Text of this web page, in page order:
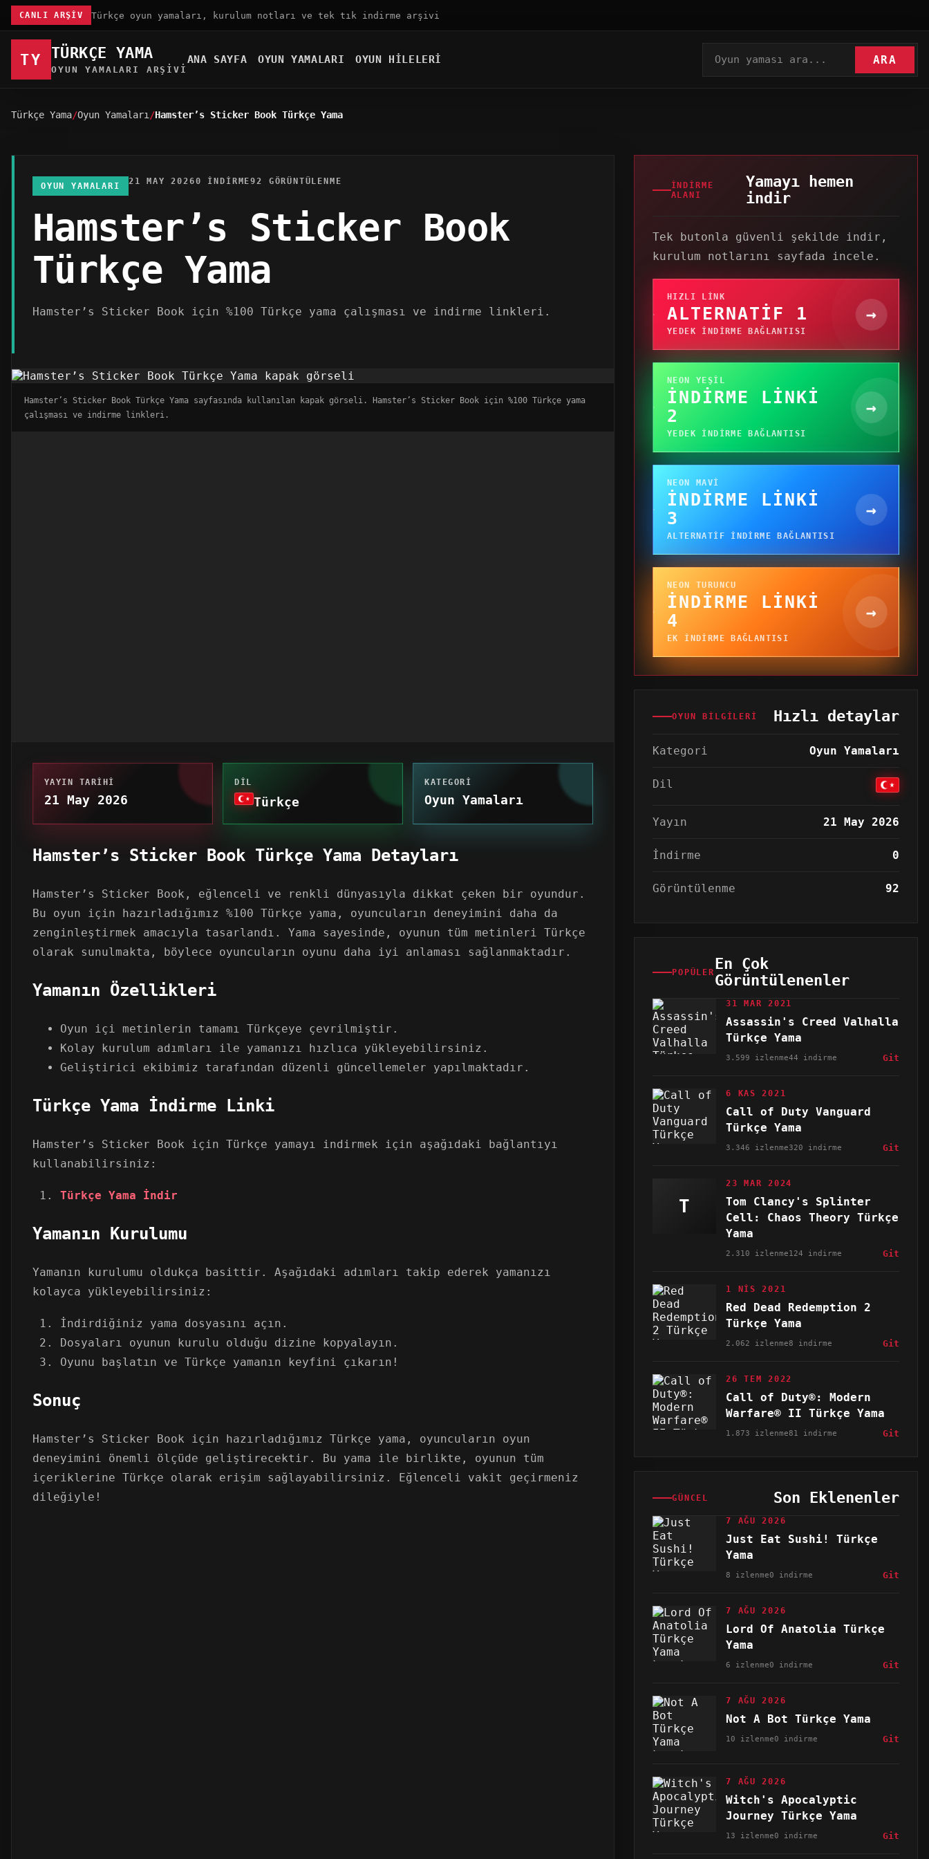
CANLI ARŞIV Türkçe oyun yamaları, kurulum notları ve tek tık indirme arşivi
TY TÜRKÇE YAMA
OYUN YAMALARI ARŞIVI
ANA SAYFA OYUN YAMALARI OYUN HILELERI ARA
Türkçe Yama Oyun Yamaları Hamster’s Sticker Book Türkçe Yama
OYUN YAMALARI 21 MAY 20260 INDIRME92 GÖRÜNTÜLENME
Hamster’s Sticker Book
Türkçe Yama
Hamster’s Sticker Book için %100 Türkçe yama çalışması ve indirme linkleri.
Hamster’s Sticker Book Türkçe Yama sayfasında kullanılan kapak görseli. Hamster’s Sticker Book için %100 Türkçe yama
çalışması ve indirme linkleri.
YAYIN TARIHI
21 May 2026
DIL
Türkçe
KATEGORI
Oyun Yamaları
Hamster’s Sticker Book Türkçe Yama Detayları
Hamster’s Sticker Book, eğlenceli ve renkli dünyasıyla dikkat çeken bir oyundur.
Bu oyun için hazırladığımız %100 Türkçe yama, oyuncuların deneyimini daha da
zenginleştirmek amacıyla tasarlandı. Yama sayesinde, oyunun tüm metinleri Türkçe
olarak sunulmakta, böylece oyuncuların oyunu daha iyi anlaması sağlanmaktadır.
Yamanın Özellikleri
Oyun içi metinlerin tamamı Türkçeye çevrilmiştir.
Kolay kurulum adımları ile yamanızı hızlıca yükleyebilirsiniz.
Geliştirici ekibimiz tarafından düzenli güncellemeler yapılmaktadır.
Türkçe Yama İndirme Linki
Hamster’s Sticker Book için Türkçe yamayı indirmek için aşağıdaki bağlantıyı
kullanabilirsiniz:
Türkçe Yama İndir
Yamanın Kurulumu
Yamanın kurulumu oldukça basittir. Aşağıdaki adımları takip ederek yamanızı
kolayca yükleyebilirsiniz:
İndirdiğiniz yama dosyasını açın.
Dosyaları oyunun kurulu olduğu dizine kopyalayın.
Oyunu başlatın ve Türkçe yamanın keyfini çıkarın!
Sonuç
Hamster’s Sticker Book için hazırladığımız Türkçe yama, oyuncuların oyun
deneyimini önemli ölçüde geliştirecektir. Bu yama ile birlikte, oyunun tüm
içeriklerine Türkçe olarak erişim sağlayabilirsiniz. Eğlenceli vakit geçirmeniz
dileğiyle!
İNDIRME
ALANI
Yamayı hemen
indir
Tek butonla güvenli şekilde indir,
kurulum notlarını sayfada incele.
HIZLI LINK
ALTERNATIF 1
YEDEK INDIRME BAĞLANTISI
→
NEON YEŞIL
İNDIRME LINKI
2
YEDEK INDIRME BAĞLANTISI
→
NEON MAVI
İNDIRME LINKI
3
ALTERNATIF INDIRME BAĞLANTISI
→
NEON TURUNCU
İNDIRME LINKI
4
EK INDIRME BAĞLANTISI
→
OYUN BILGILERI Hızlı detaylar
Kategori Oyun Yamaları
Dil
Yayın 21 May 2026
İndirme 0
Görüntülenme 92
POPÜLER En Çok
Görüntülenenler
31 MAR 2021
Assassin's Creed Valhalla
Türkçe Yama
3.599 izlenme44 indirme Git
6 KAS 2021
Call of Duty Vanguard
Türkçe Yama
3.346 izlenme320 indirme Git
T
23 MAR 2024
Tom Clancy's Splinter
Cell: Chaos Theory Türkçe
Yama
2.310 izlenme124 indirme Git
1 NIS 2021
Red Dead Redemption 2
Türkçe Yama
2.062 izlenme8 indirme Git
26 TEM 2022
Call of Duty®: Modern
Warfare® II Türkçe Yama
1.873 izlenme81 indirme Git
GÜNCEL Son Eklenenler
7 AĞU 2026
Just Eat Sushi! Türkçe
Yama
8 izlenme0 indirme Git
7 AĞU 2026
Lord Of Anatolia Türkçe
Yama
6 izlenme0 indirme Git
7 AĞU 2026
Not A Bot Türkçe Yama
10 izlenme0 indirme Git
7 AĞU 2026
Witch's Apocalyptic
Journey Türkçe Yama
13 izlenme0 indirme Git